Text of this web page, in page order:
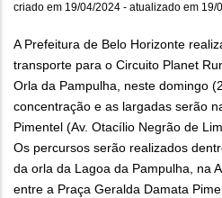
criado em 19/04/2024 - atualizado em 19/
A Prefeitura de Belo Horizonte
transporte para o Circuito Planet
Orla da Pampulha, neste domingo
concentração e as largadas serão
Pimentel (Av. Otacílio Negrão de
Os percursos serão realizados
da orla da Lagoa da Pampulha, na
entre a Praça Geralda Damata